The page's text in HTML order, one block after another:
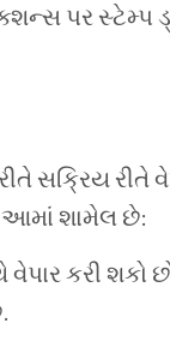
પર સ્ટેમ્પ
સક્રિય રીતે
આમાં શામેલ છે:
કરી શકો